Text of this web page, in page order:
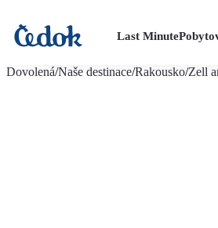
Last Minute
Dovolená/Naše destinace/Rakousko/Zell